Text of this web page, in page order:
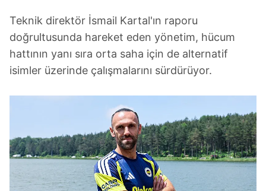
Teknik direktör İsmail Kartal'ın raporu
doğrultusunda hareket eden yönetim, hücum
hattının yanı sıra orta saha için de alternatif
isimler üzerinde çalışmalarını sürdürüyor.